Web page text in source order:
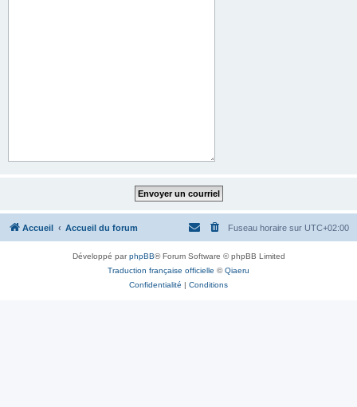
Accueil Accueil du forum Fuseau horaire sur UTC+02:00
Développé parphpBB® Forum Software © phpBB Limited
Traduction française officielle ©Qiaeru
Confidentialité | Conditions